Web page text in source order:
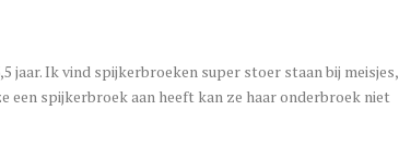
jaar. Ik vind spijkerbroeken super stoer staan bij meisjes,
een spijkerbroek aan heeft kan ze haar onderbroek niet